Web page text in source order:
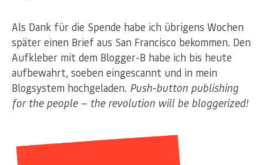
Als Dank für die Spende habe ich übrigens Wochen
später einen Brief aus San Francisco bekommen. Den
Aufkleber mit dem Blogger-B habe ich bis heute
aufbewahrt, soeben eingescannt und in mein
Blogsystem hochgeladen. Push-button publishing
for the people — the revolution will be bloggerized!